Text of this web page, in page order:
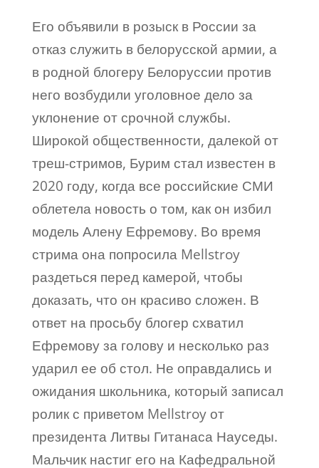
Его объявили в розыск в России за
отказ служить в белорусской армии, а
в родной блогеру Белоруссии против
него возбудили уголовное дело за
уклонение от срочной службы.
Широкой общественности, далекой от
треш-стримов, Бурим стал известен в
2020 году, когда все российские СМИ
облетела новость о том, как он избил
модель Алену Ефремову. Во время
стрима она попросила Mellstroy
раздеться перед камерой, чтобы
доказать, что он красиво сложен. В
ответ на просьбу блогер схватил
Ефремову за голову и несколько раз
ударил ее об стол. Не оправдались и
ожидания школьника, который записал
ролик с приветом Mellstroy от
президента Литвы Гитанаса Науседы.
Мальчик настиг его на Кафедральной